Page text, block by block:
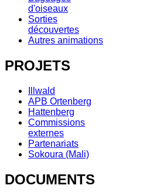
d'oiseaux
Sorties
découvertes
Autres animations
PROJETS
Illwald
APB Ortenberg
Hattenberg
Commissions
externes
Partenariats
Sokoura (Mali)
DOCUMENTS